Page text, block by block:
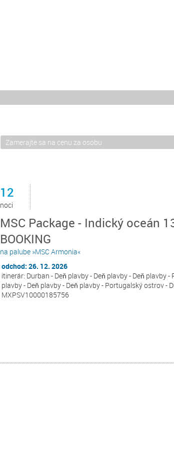
12
noci
MSC Package - Indický oceán
BOOKING
na palube »MSC Armonia«
odchod: 26. 12. 2026
itinerár: Durban - Deň plavby - Deň plavby - Deň plavby
plavby - Deň plavby - Deň plavby - Portugalský ostrov -
MXPSV10000185756